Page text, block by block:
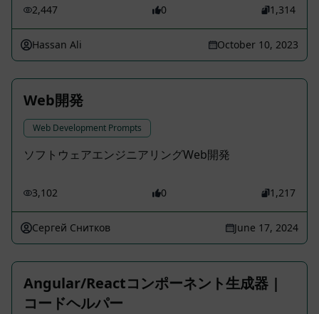
2,447 0 1,314
Hassan Ali October 10, 2023
Web開発
Web Development Prompts
ソフトウェアエンジニアリングWeb開発
3,102 0 1,217
Сергей Снитков June 17, 2024
Angular/Reactコンポーネント生成器 |
コードヘルパー